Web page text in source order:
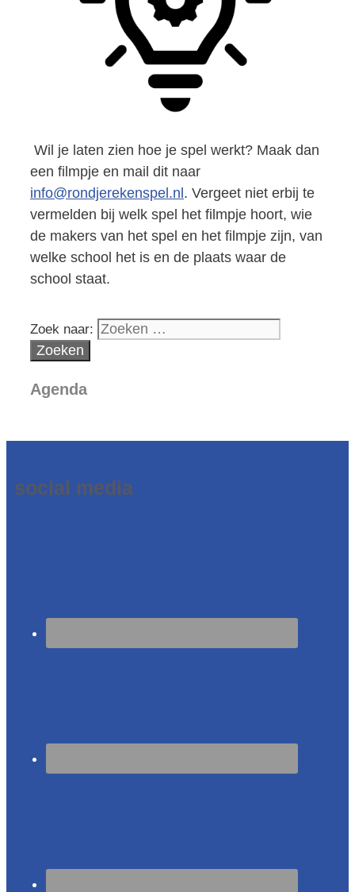
Wil je laten zien hoe je spel werkt? Maak dan
een filmpje en mail dit naar
info@rondjerekenspel.nl. Vergeet niet erbij te
vermelden bij welk spel het filmpje hoort, wie
de makers van het spel en het filmpje zijn, van
welke school het is en de plaats waar de
school staat.
Zoek naar:
Agenda
social media